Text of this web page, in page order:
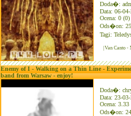
Doda�:
Data: 06-
Ocena: 0 (0)
Ods�on:
Tagi:
|Van Canto
Enemy of I - Walking on a Thin Line -
band from Warsaw - enjoy!
Doda�:
Data: 23-
Ocena: 3.33
Ods�on: